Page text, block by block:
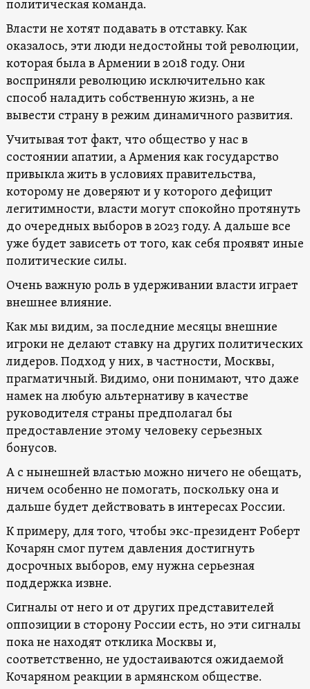
политическая команда.
Власти не хотят подавать в отставку. Как
оказалось, эти люди недостойны той революции,
которая была в Армении в 2018 году. Они
восприняли революцию исключительно как
способ наладить собственную жизнь, а не
вывести страну в режим динамичного развития.
Учитывая тот факт, что общество у нас в
состоянии апатии, а Армения как государство
привыкла жить в условиях правительства,
которому не доверяют и у которого дефицит
легитимности, власти могут спокойно протянуть
до очередных выборов в 2023 году. А дальше все
уже будет зависеть от того, как себя проявят иные
политические силы.
Очень важную роль в удерживании власти играет
внешнее влияние.
Как мы видим, за последние месяцы внешние
игроки не делают ставку на других политических
лидеров. Подход у них, в частности, Москвы,
прагматичный. Видимо, они понимают, что даже
намек на любую альтернативу в качестве
руководителя страны предполагал бы
предоставление этому человеку серьезных
бонусов.
А с нынешней властью можно ничего не обещать,
ничем особенно не помогать, поскольку она и
дальше будет действовать в интересах России.
К примеру, для того, чтобы экс-президент Роберт
Кочарян смог путем давления достигнуть
досрочных выборов, ему нужна серьезная
поддержка извне.
Сигналы от него и от других представителей
оппозиции в сторону России есть, но эти сигналы
пока не находят отклика Москвы и,
соответственно, не удостаиваются ожидаемой
Кочаряном реакции в армянском обществе.